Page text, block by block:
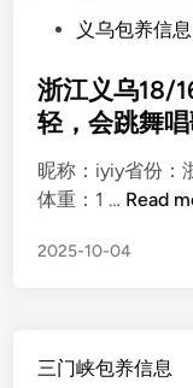
s
t
d
i
义乌包养信息
浙江义乌18/
轻，会跳舞
昵称：iyiy省份：
体重：1 … 浙
义
/
Read
2025-10-04
三门峡包养信息